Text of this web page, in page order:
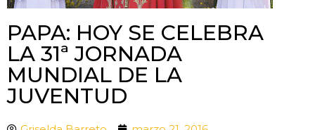
PAPA: HOY SE CELEBRA
LA 31ª JORNADA
MUNDIAL DE LA
JUVENTUD